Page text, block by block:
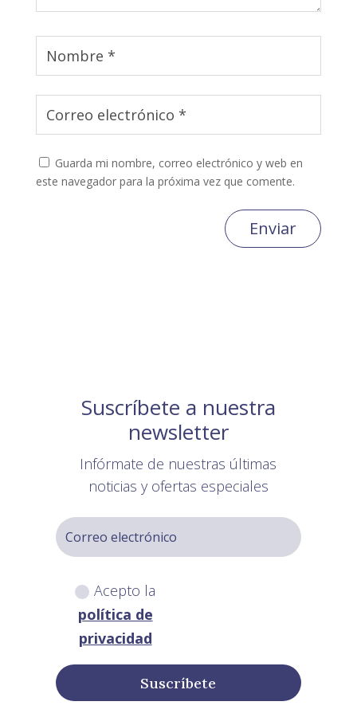
Guarda mi nombre, correo electrónico y web en
este navegador para la próxima vez que comente.
Enviar
Suscríbete a nuestra
newsletter
Infórmate de nuestras últimas
noticias y ofertas especiales
Acepto la
política de
privacidad
Suscríbete